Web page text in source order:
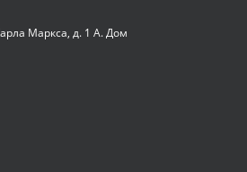
Маркса, д. 1 А. Дом